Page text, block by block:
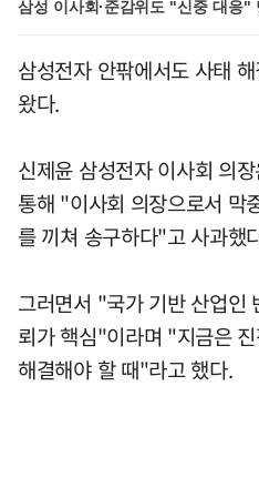
삼성 이사회·준감위도 "신중 대응"
삼성전자 안팎에서도 사태
왔다.
신제윤 삼성전자 이사회 의
통해 "이사회 의장으로서 막
를 끼쳐 송구하다"고 사과했
그러면서 "국가 기반 산업인
뢰가 핵심"이라며 "지금은
해결해야 할 때"라고 했다.